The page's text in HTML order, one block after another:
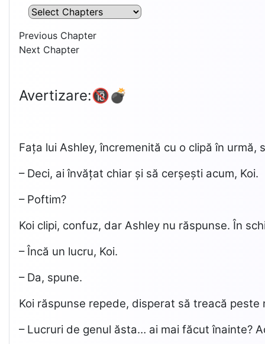
Previous Chapter
Next Chapter
Avertizare:🔞💣
Fața lui Ashley, încremenită cu o clipă în
– Deci, ai învățat chiar și să cerșești acum, Koi.
– Poftim?
Koi clipi, confuz, dar Ashley nu răspunse. În
– Încă un lucru, Koi.
– Da, spune.
Koi răspunse repede, disperat să treacă
– Lucruri de genul ăsta… ai mai făcut înainte?